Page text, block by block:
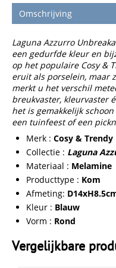
Omschrijving
Laguna Azzurro
een gedurfde kleur en
op het populaire Cosy &
eruit als porselein, maar
merkt u het verschil
breukvaster, kleurvaster
het is gemakkelijk
een tuinfeest of een
Merk : Cosy & Trendy
Collectie : Laguna
Materiaal : Melamine
Producttype : Kom
Afmeting:
Kleur : Blauw
Vorm : Rond
Vergelijkbare